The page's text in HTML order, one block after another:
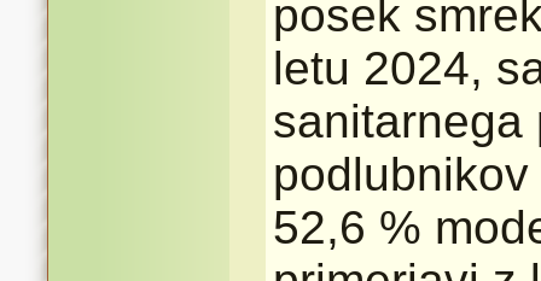
posek
letu 2024,
sanitarnega
52,6 %